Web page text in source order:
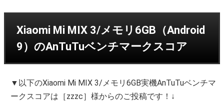
Xiaomi Mi MIX 3/メモリ6GB（Android
9）のAnTuTuベンチマークスコア
▼以下のXiaomi Mi MIX 3/メモリ6GB実機AnTuTuベンチマ
ークスコアは［zzzc］様からのご投稿です！↓